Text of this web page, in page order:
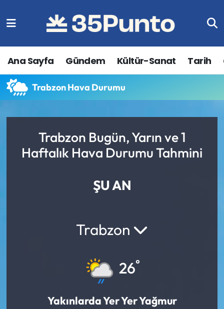
Ana Sayfa Gündem Kültür-Sanat Tarih
Trabzon Hava Durumu
Trabzon Bugün, Yarın ve 1
Haftalık Hava Durumu Tahmini
ŞU AN
Trabzon
26°
Yakınlarda Yer Yer Yağmur